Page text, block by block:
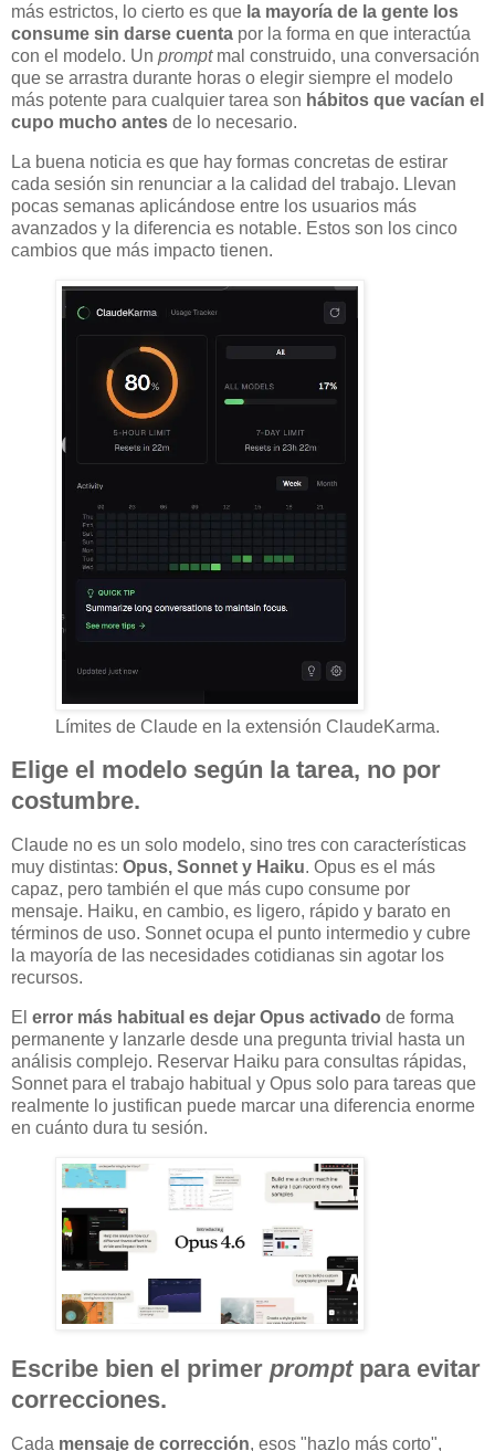
más estrictos, lo cierto es que la mayoría de la gente los
consume sin darse cuenta por la forma en que interactúa
con el modelo. Un promptmal construido, una conversación
que se arrastra durante horas o elegir siempre el modelo
más potente para cualquier tarea son hábitos que vacían el
cupo mucho antes de lo necesario.
La buena noticia es que hay formas concretas de estirar
cada sesión sin renunciar a la calidad del trabajo. Llevan
pocas semanas aplicándose entre los usuarios más
avanzados y la diferencia es notable. Estos son los cinco
cambios que más impacto tienen.
Límites de Claude en la extensión ClaudeKarma.
Elige el modelo según la tarea, no por
costumbre.
Claude no es un solo modelo, sino tres con características
muy distintas: Opus, Sonnet y Haiku. Opus es el más
capaz, pero también el que más cupo consume por
mensaje. Haiku, en cambio, es ligero, rápido y barato en
términos de uso. Sonnet ocupa el punto intermedio y cubre
la mayoría de las necesidades cotidianas sin agotar los
recursos.
El error más habitual es dejar Opus activado de forma
permanente y lanzarle desde una pregunta trivial hasta un
análisis complejo. Reservar Haiku para consultas rápidas,
Sonnet para el trabajo habitual y Opus solo para tareas que
realmente lo justifican puede marcar una diferencia enorme
en cuánto dura tu sesión.
Escribe bien el primer promptpara evitar
correcciones.
Cada mensaje de corrección, esos "hazlo más corto",